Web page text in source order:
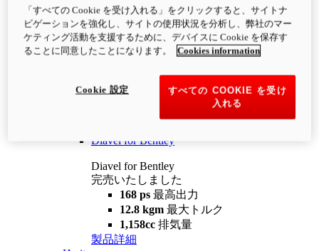
¥4,400,000 i
コンフィギュレーター 製品詳細
newV4 RS 100
12.2 kgm
最大トルク
装備重量（燃料を除く）
Diavel for Bentley
Diavel for Bentley
完売いたしました
168 ps 最高出力
12.8 kgm 最大トルク
1,158cc 排気量
製品詳細
「すべての Cookie を受け入れる」をクリックすると、サイトナ
ビゲーションを強化し、サイトの使用状況を分析し、弊社のマー
ケティング活動を支援するために、デバイスに Cookie を保存す
ることに同意したことになります。
Cookies information
すべての COOKIE を受け
入れる
Cookie 設定